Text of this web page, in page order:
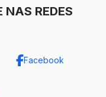
NAS REDES
Facebook